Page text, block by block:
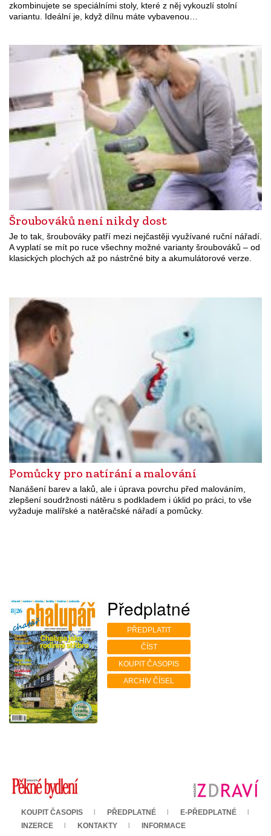
zkombinujete se speciálními stoly, které z něj vykouzlí stolní
variantu. Ideální je, když dílnu máte vybavenou…
Šroubováků není nikdy dost
Je to tak, šroubováky patří mezi nejčastěji využívané ruční nářadí.
A vyplatí se mít po ruce všechny možné varianty šroubováků – od
klasických plochých až po nástrčné bity a akumulátorové verze.
Pomůcky pro natírání a malování
Nanášení barev a laků, ale i úprava povrchu před malováním,
zlepšení soudržnosti nátěru s podkladem i úklid po práci, to vše
vyžaduje malířské a natěračské nářadí a pomůcky.
Předplatné
PŘEDPLATIT
ČÍST
KOUPIT ČASOPIS
ARCHIV ČÍSEL
KOUPIT ČASOPIS PŘEDPLATNÉ
E-PŘEDPLATNÉ
INZERCE
KONTAKTY INFORMACE